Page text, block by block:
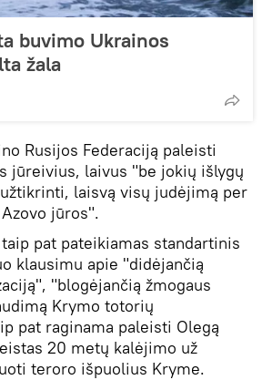
buvimo Ukrainos
žala
Rusijos Federaciją paleisti
jūreivius, laivus "be jokių išlygų
laisvą visų judėjimą per
jūros".
pat pateikiamas standartinis
klausimu apie "didėjančią
"blogėjančią žmogaus
Krymo totorių
pat raginama paleisti Olegą
20 metų kalėjimo už
teroro išpuolius Kryme.